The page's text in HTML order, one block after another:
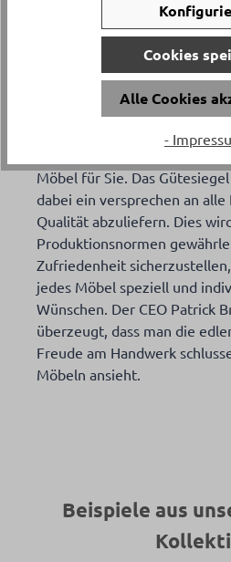
Möbel für Sie. Das
dabei ein versprechen an
Qualität abzuliefern. Dies
Produktionsnormen
Zufriedenheit
jedes Möbel speziell und
Wünschen. Der CEO Patrick
überzeugt, dass man die
Freude am Handwerk
Möbeln ansieht.
Beispiele aus
Cookies
Alle Cookies
-